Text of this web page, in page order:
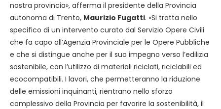
nostra provincia», afferma il presidente della Provincia
autonoma di Trento, Maurizio Fugatti. «Si tratta nello
specifico di un intervento curato dal Servizio Opere Civili
che fa capo all’Agenzia Provinciale per le Opere Pubbliche
e che si distingue anche per il suo impegno verso l’edilizia
sostenibile, con l’utilizzo di materiali riciclati, riciclabili ed
ecocompatibili. I lavori, che permetteranno la riduzione
delle emissioni inquinanti, rientrano nello sforzo
complessivo della Provincia per favorire la sostenibilità, il